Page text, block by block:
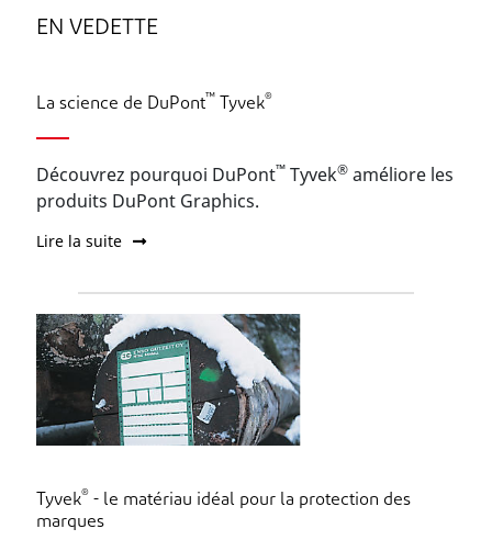
EN VEDETTE
La science de DuPont™ Tyvek®
Découvrez pourquoi DuPont™ Tyvek® améliore les
produits DuPont Graphics.
Lire la suite
Tyvek® - le matériau idéal pour la protection des
marques